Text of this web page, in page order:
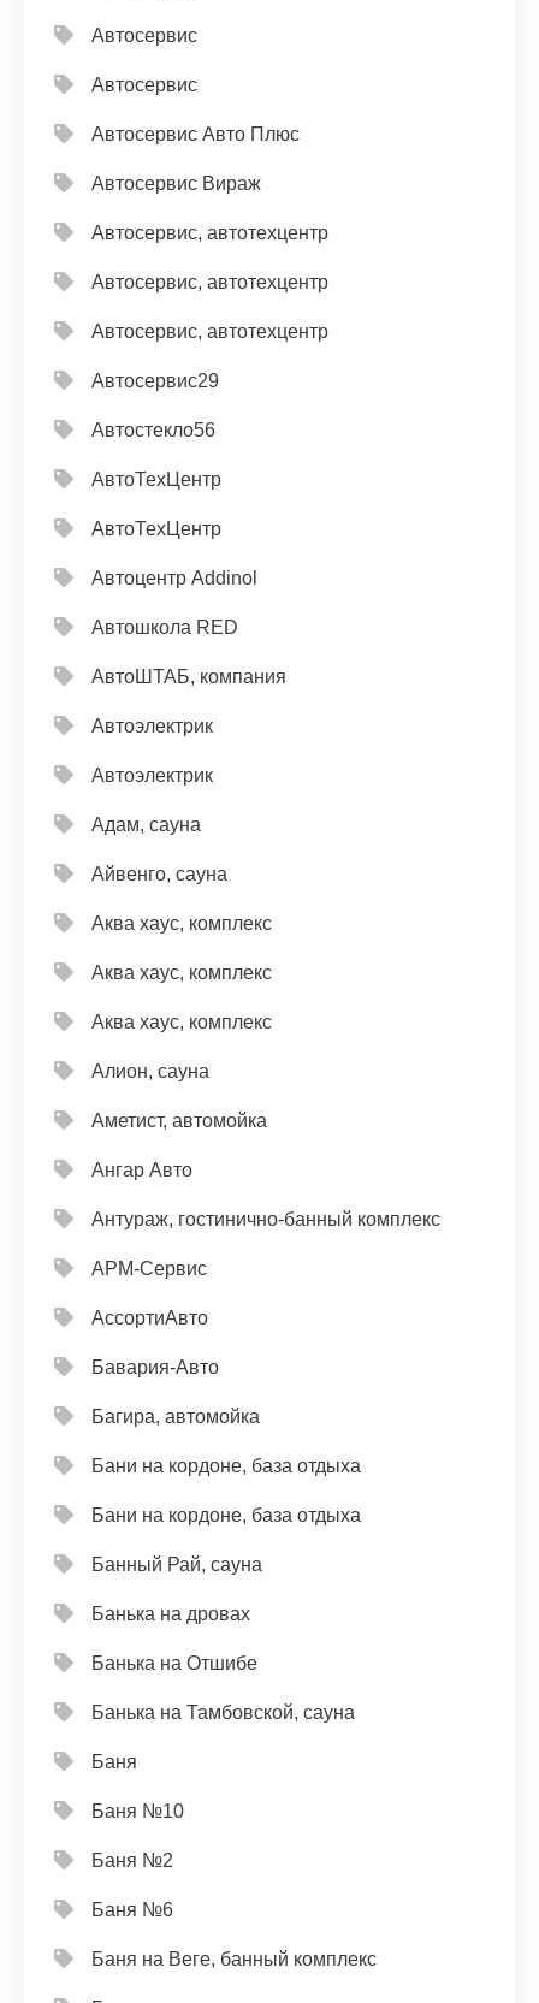
Автосервис
Автосервис
Автосервис Авто Плюс
Автосервис Вираж
Автосервис, автотехцентр
Автосервис, автотехцентр
Автосервис, автотехцентр
Автосервис29
Автостекло56
АвтоТехЦентр
АвтоТехЦентр
Автоцентр Addinol
Автошкола RED
АвтоШТАБ, компания
Автоэлектрик
Автоэлектрик
Адам, сауна
Айвенго, сауна
Аква хаус, комплекс
Аква хаус, комплекс
Аква хаус, комплекс
Алион, сауна
Аметист, автомойка
Ангар Авто
Антураж, гостинично-банный комплекс
АРМ-Сервис
АссортиАвто
Бавария-Авто
Багира, автомойка
Бани на кордоне, база отдыха
Бани на кордоне, база отдыха
Банный Рай, сауна
Банька на дровах
Банька на Отшибе
Банька на Тамбовской, сауна
Баня
Баня №10
Баня №2
Баня №6
Баня на Веге, банный комплекс